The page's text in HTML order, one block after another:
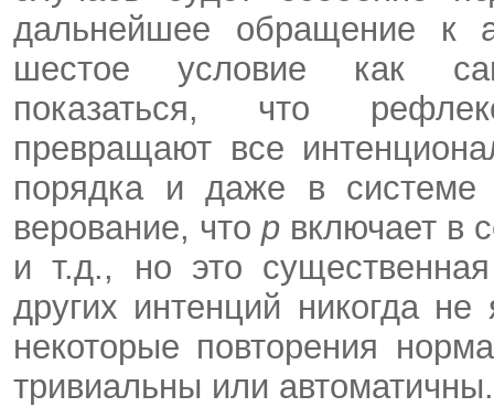
дальнейшее обращение к
шестое условие как
показаться, что
превращают все
порядка и даже в системе
верование, чтоp включает в
и т.д., но это
других интенций никогда
некоторые повторения
тривиальны или